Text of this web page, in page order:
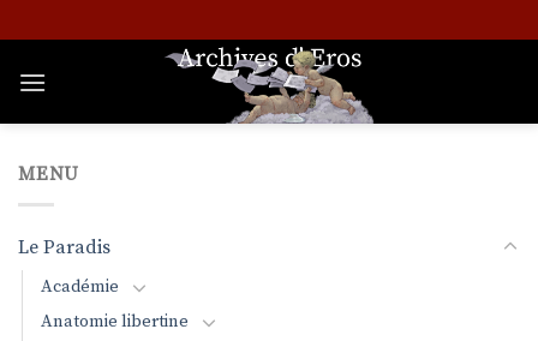
au
contenu
MENU
Le Paradis
Académie
Anatomie libertine